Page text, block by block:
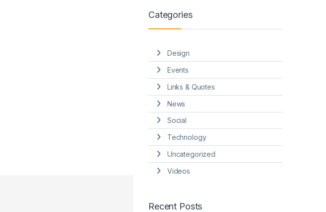
Categories
Design
Events
Links & Quotes
News
Social
Technology
Uncategorized
Videos
Recent Posts